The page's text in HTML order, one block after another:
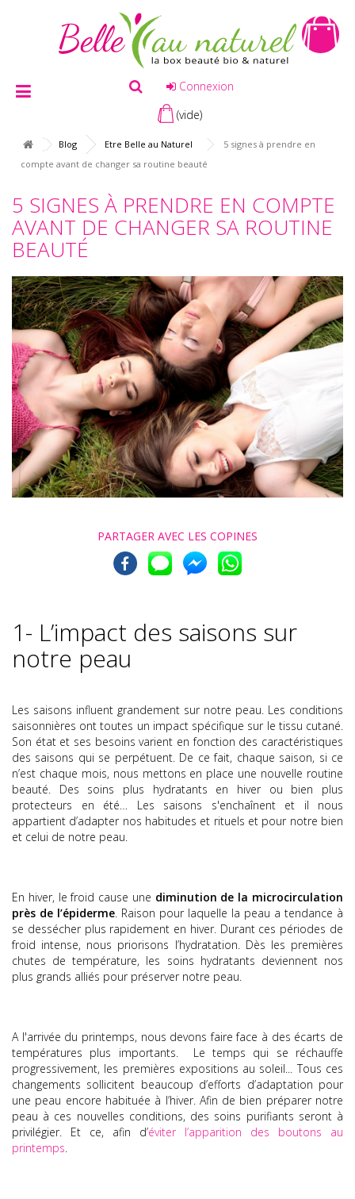
Connexion
(vide)
Blog Etre Belle au Naturel
5 signes à prendre en
compte avant de changer sa routine beauté
5 SIGNES À PRENDRE EN COMPTE
AVANT DE CHANGER SA ROUTINE
BEAUTÉ
PARTAGER AVEC LES COPINES
1- L’impact des saisons sur
notre peau
Les saisons influent grandement sur notre peau. Les conditions
saisonnières ont toutes un impact spécifique sur le tissu cutané.
Son état et ses besoins varient en fonction des caractéristiques
des saisons qui se perpétuent. De ce fait, chaque saison, si ce
n’est chaque mois, nous mettons en place une nouvelle routine
beauté. Des soins plus hydratants en hiver ou bien plus
protecteurs en été… Les saisons s'enchaînent et il nous
appartient d’adapter nos habitudes et rituels et pour notre bien
et celui de notre peau.
En hiver, le froid cause une diminution de la microcirculation
près de l’épiderme . Raison pour laquelle la peau a tendance à
se dessécher plus rapidement en hiver. Durant ces périodes de
froid intense, nous priorisons l’hydratation. Dès les premières
chutes de température, les soins hydratants deviennent nos
plus grands alliés pour préserver notre peau.
A l'arrivée du printemps, nous devons faire face à des écarts de
températures plus importants. Le temps qui se réchauffe
progressivement, les premières expositions au soleil... Tous ces
changements sollicitent beaucoup d’efforts d’adaptation pour
une peau encore habituée à l’hiver. Afin de bien préparer notre
peau à ces nouvelles conditions, des soins purifiants seront à
privilégier. Et ce, afin d’éviter l’apparition des boutons au
printemps